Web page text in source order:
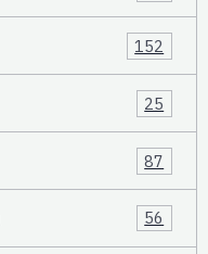
152
25
87
56